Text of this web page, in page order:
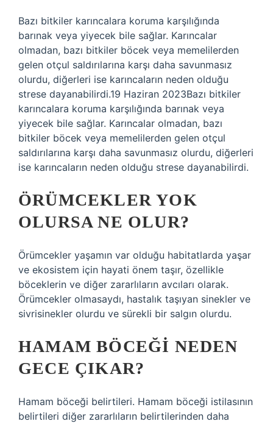
Bazı bitkiler karıncalara koruma karşılığında
barınak veya yiyecek bile sağlar. Karıncalar
olmadan, bazı bitkiler böcek veya memelilerden
gelen otçul saldırılarına karşı daha savunmasız
olurdu, diğerleri ise karıncaların neden olduğu
strese dayanabilirdi.19 Haziran 2023Bazı bitkiler
karıncalara koruma karşılığında barınak veya
yiyecek bile sağlar. Karıncalar olmadan, bazı
bitkiler böcek veya memelilerden gelen otçul
saldırılarına karşı daha savunmasız olurdu, diğerleri
ise karıncaların neden olduğu strese dayanabilirdi.
ÖRÜMCEKLER YOK
OLURSA NE OLUR?
Örümcekler yaşamın var olduğu habitatlarda yaşar
ve ekosistem için hayati önem taşır, özellikle
böceklerin ve diğer zararlıların avcıları olarak.
Örümcekler olmasaydı, hastalık taşıyan sinekler ve
sivrisinekler olurdu ve sürekli bir salgın olurdu.
HAMAM BÖCEĞI NEDEN
GECE ÇIKAR?
Hamam böceği belirtileri. Hamam böceği istilasının
belirtileri diğer zararlıların belirtilerinden daha